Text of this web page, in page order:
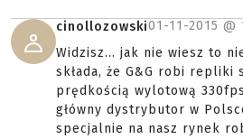
cinollozowski01-11-2015 @
Widzisz... jak nie wiesz to
składa, że G&G robi repliki
prędkością wylotową
główny dystrybutor w
specjalnie na nasz rynek